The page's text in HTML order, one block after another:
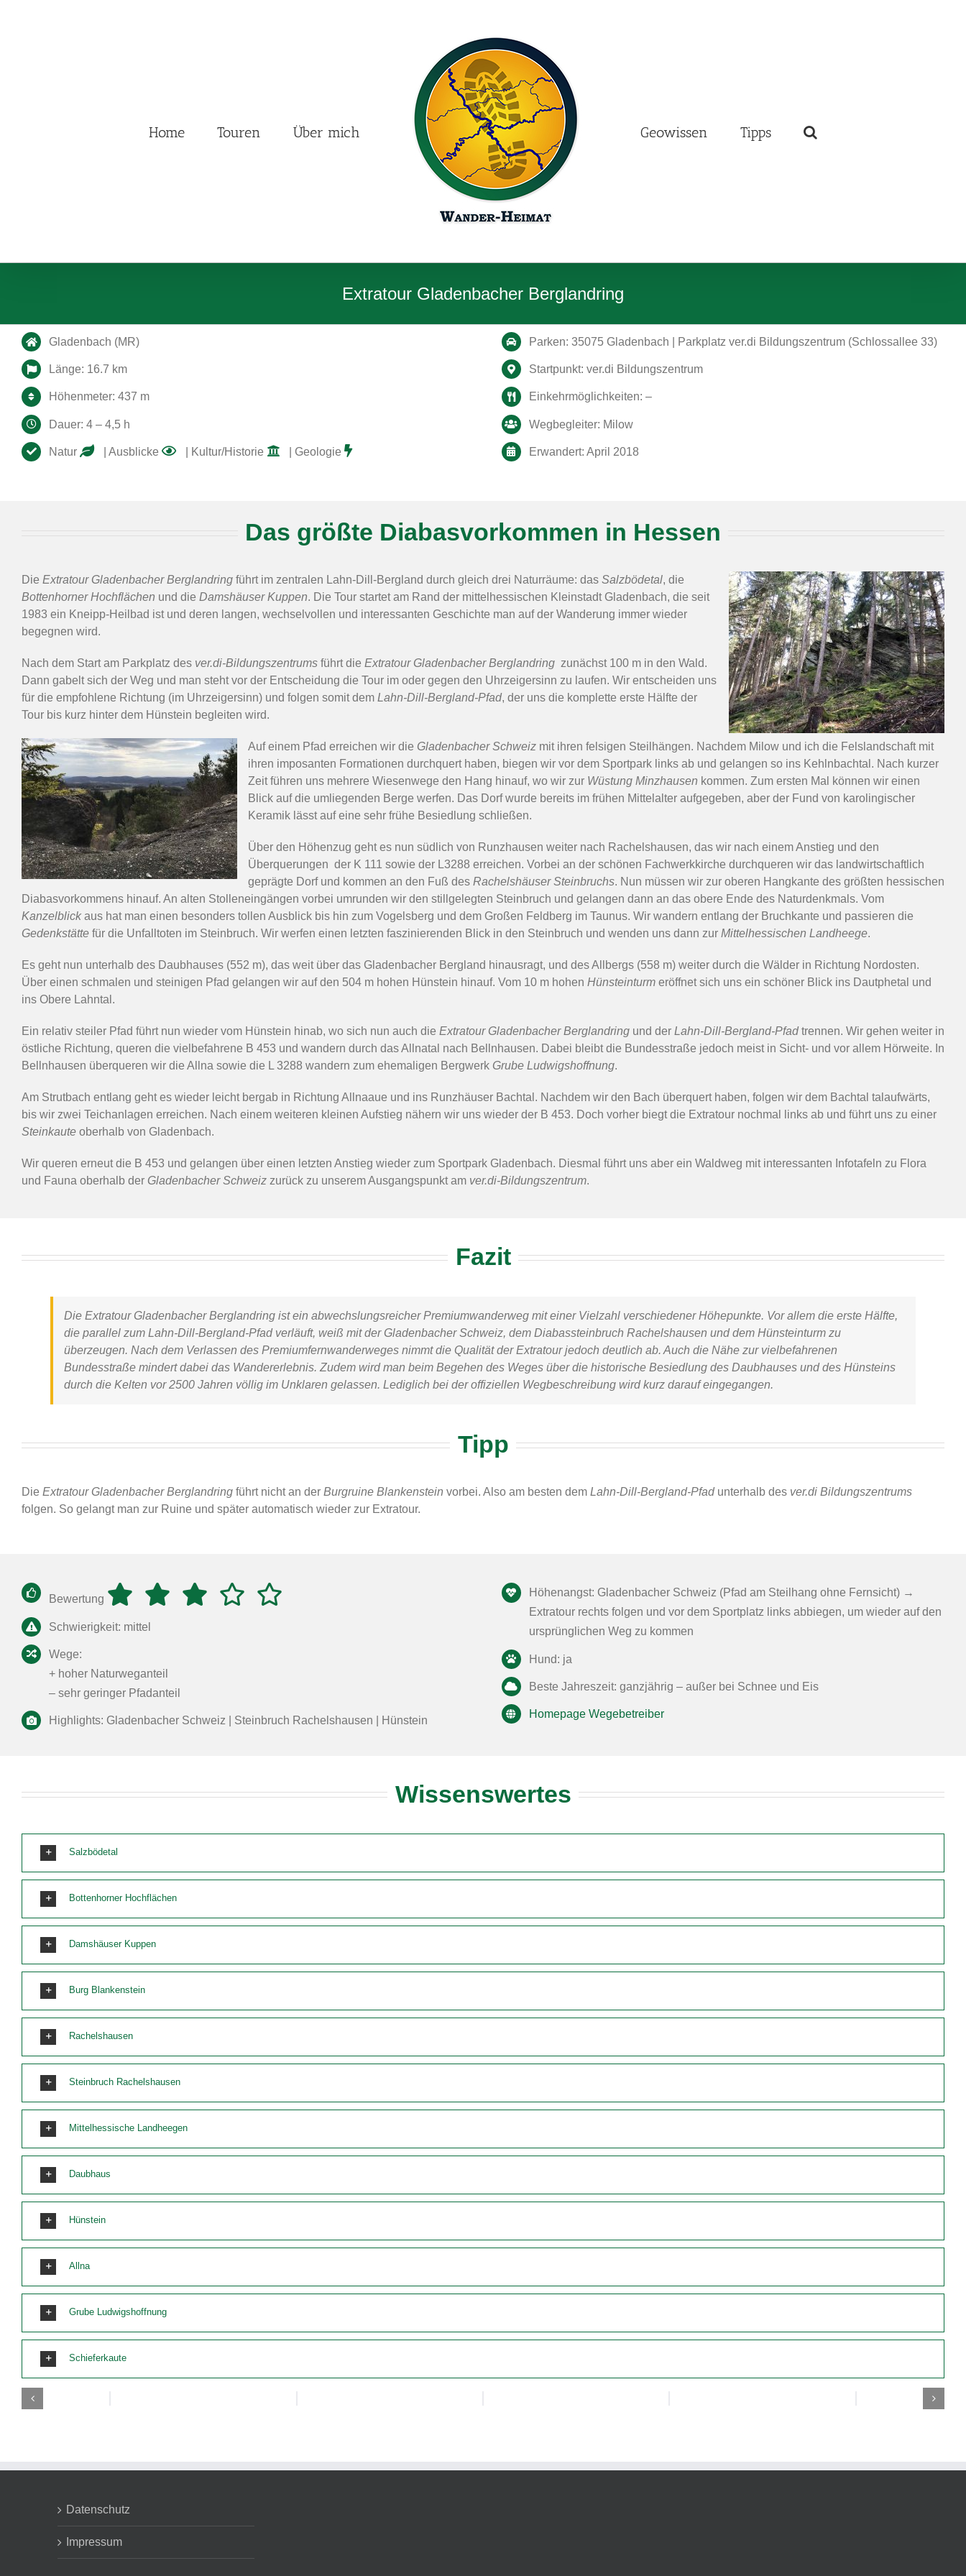
Home Touren Über mich Geowissen Tipps
Extratour Gladenbacher Berglandring
Gladenbach (MR)
Länge: 16.7 km
Höhenmeter: 437 m
Dauer: 4 – 4,5 h
Natur | Ausblicke | Kultur/Historie | Geologie
Parken: 35075 Gladenbach | Parkplatz ver.di Bildungszentrum (Schlossallee 33)
Startpunkt: ver.di Bildungszentrum
Einkehrmöglichkeiten: –
Wegbegleiter: Milow
Erwandert: April 2018
Das größte Diabasvorkommen in Hessen
Die Extratour Gladenbacher Berglandring führt im zentralen Lahn-Dill-Bergland durch gleich drei Naturräume: das Salzbödetal, die
Bottenhorner Hochflächen und die Damshäuser Kuppen. Die Tour startet am Rand der mittelhessischen Kleinstadt Gladenbach, die seit
1983 ein Kneipp-Heilbad ist und deren langen, wechselvollen und interessanten Geschichte man auf der Wanderung immer wieder
begegnen wird.
Nach dem Start am Parkplatz des ver.di-Bildungszentrums führt die Extratour Gladenbacher Berglandring zunächst 100 m in den Wald.
Dann gabelt sich der Weg und man steht vor der Entscheidung die Tour im oder gegen den Uhrzeigersinn zu laufen. Wir entscheiden uns
für die empfohlene Richtung (im Uhrzeigersinn) und folgen somit dem Lahn-Dill-Bergland-Pfad, der uns die komplette erste Hälfte der
Tour bis kurz hinter dem Hünstein begleiten wird.
Auf einem Pfad erreichen wir die Gladenbacher Schweiz mit ihren felsigen Steilhängen. Nachdem Milow und ich die Felslandschaft mit
ihren imposanten Formationen durchquert haben, biegen wir vor dem Sportpark links ab und gelangen so ins Kehlnbachtal. Nach kurzer
Zeit führen uns mehrere Wiesenwege den Hang hinauf, wo wir zur Wüstung Minzhausen kommen. Zum ersten Mal können wir einen
Blick auf die umliegenden Berge werfen. Das Dorf wurde bereits im frühen Mittelalter aufgegeben, aber der Fund von karolingischer
Keramik lässt auf eine sehr frühe Besiedlung schließen.
Über den Höhenzug geht es nun südlich von Runzhausen weiter nach Rachelshausen, das wir nach einem Anstieg und den
Überquerungen der K 111 sowie der L3288 erreichen. Vorbei an der schönen Fachwerkkirche durchqueren wir das landwirtschaftlich
geprägte Dorf und kommen an den Fuß des Rachelshäuser Steinbruchs. Nun müssen wir zur oberen Hangkante des größten hessischen
Diabasvorkommens hinauf. An alten Stolleneingängen vorbei umrunden wir den stillgelegten Steinbruch und gelangen dann an das obere Ende des Naturdenkmals. Vom
Kanzelblickaus hat man einen besonders tollen Ausblick bis hin zum Vogelsberg und dem Großen Feldberg im Taunus. Wir wandern entlang der Bruchkante und passieren die
Gedenkstätte für die Unfalltoten im Steinbruch. Wir werfen einen letzten faszinierenden Blick in den Steinbruch und wenden uns dann zur Mittelhessischen Landheege.
Es geht nun unterhalb des Daubhauses (552 m), das weit über das Gladenbacher Bergland hinausragt, und des Allbergs (558 m) weiter durch die Wälder in Richtung Nordosten.
Über einen schmalen und steinigen Pfad gelangen wir auf den 504 m hohen Hünstein hinauf. Vom 10 m hohen Hünsteinturm eröffnet sich uns ein schöner Blick ins Dautphetal und
ins Obere Lahntal.
Ein relativ steiler Pfad führt nun wieder vom Hünstein hinab, wo sich nun auch die Extratour Gladenbacher Berglandring und der Lahn-Dill-Bergland-Pfadtrennen. Wir gehen weiter in
östliche Richtung, queren die vielbefahrene B 453 und wandern durch das Allnatal nach Bellnhausen. Dabei bleibt die Bundesstraße jedoch meist in Sicht- und vor allem Hörweite. In
Bellnhausen überqueren wir die Allna sowie die L 3288 wandern zum ehemaligen Bergwerk Grube Ludwigshoffnung.
Am Strutbach entlang geht es wieder leicht bergab in Richtung Allnaaue und ins Runzhäuser Bachtal. Nachdem wir den Bach überquert haben, folgen wir dem Bachtal talaufwärts,
bis wir zwei Teichanlagen erreichen. Nach einem weiteren kleinen Aufstieg nähern wir uns wieder der B 453. Doch vorher biegt die Extratour nochmal links ab und führt uns zu einer
Steinkaute oberhalb von Gladenbach.
Wir queren erneut die B 453 und gelangen über einen letzten Anstieg wieder zum Sportpark Gladenbach. Diesmal führt uns aber ein Waldweg mit interessanten Infotafeln zu Flora
und Fauna oberhalb der Gladenbacher Schweiz zurück zu unserem Ausgangspunkt am ver.di-Bildungszentrum.
Fazit
Die Extratour Gladenbacher Berglandring ist ein abwechslungsreicher Premiumwanderweg mit einer Vielzahl verschiedener Höhepunkte. Vor allem die erste Hälfte,
die parallel zum Lahn-Dill-Bergland-Pfadverläuft, weiß mit der Gladenbacher Schweiz, dem Diabassteinbruch Rachelshausen und dem Hünsteinturm zu
überzeugen. Nach dem Verlassen des Premiumfernwanderweges nimmt die Qualität derExtratourjedoch deutlich ab. Auch die Nähe zur vielbefahrenen
Bundesstraße mindert dabei das Wandererlebnis. Zudem wird man beim Begehen des Weges über die historische Besiedlung des Daubhauses und des Hünsteins
durch die Kelten vor 2500 Jahren völlig im Unklaren gelassen. Lediglich bei der offiziellen Wegbeschreibung wird kurz darauf eingegangen.
Tipp
Die Extratour Gladenbacher Berglandring führt nicht an der Burgruine Blankenstein vorbei. Also am besten dem Lahn-Dill-Bergland-Pfadunterhalb des ver.di Bildungszentrums
folgen. So gelangt man zur Ruine und später automatisch wieder zur Extratour.
Bewertung
Schwierigkeit: mittel
Wege:
+ hoher Naturweganteil
– sehr geringer Pfadanteil
Highlights: Gladenbacher Schweiz | Steinbruch Rachelshausen | Hünstein
Höhenangst: Gladenbacher Schweiz (Pfad am Steilhang ohne Fernsicht) →
Extratour rechts folgen und vor dem Sportplatz links abbiegen, um wieder auf den
ursprünglichen Weg zu kommen
Hund: ja
Beste Jahreszeit: ganzjährig – außer bei Schnee und Eis
Homepage Wegebetreiber
Wissenswertes
Salzbödetal
Bottenhorner Hochflächen
Damshäuser Kuppen
Burg Blankenstein
Rachelshausen
Steinbruch Rachelshausen
Mittelhessische Landheegen
Daubhaus
Hünstein
Allna
Grube Ludwigshoffnung
Schieferkaute
Datenschutz
Impressum